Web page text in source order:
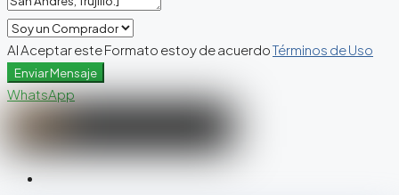
Al Aceptar este Formato estoy de acuerdoTérminos de Uso
Enviar Mensaje
WhatsApp